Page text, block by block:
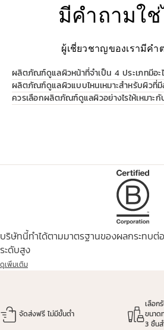
มีคำถามใ
ผู้เชี่ยวชาญของเรามีค
ผลิตภัณฑ์ดูแลผิวหน้าที่จำเป็น 4 ประเภทมีอะ
ผลิตภัณฑ์ดูแลผิวแบบไหนเหมาะสำหรับผิว
ควรเลือกผลิตภัณฑ์ดูแลผิวอย่างไรให้เหมาะ
บริษัทนี้ทำได้ตามมาตรฐานของผลกระทบต่
ระดับสูง
ดูเพิ่มเติม
จัดส่งฟรี ไม่มีขั้นต่ำ
เลือ
ขนาด
3 ชิ้น